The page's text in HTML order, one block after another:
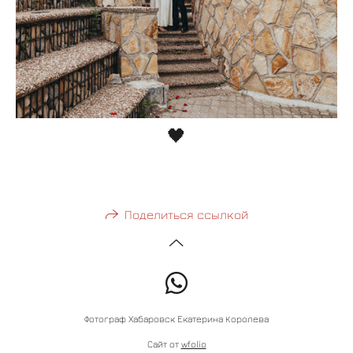
🖤
Поделиться ссылкой
Фотограф Хабаровск Екатерина Королева
Сайт от wfolio